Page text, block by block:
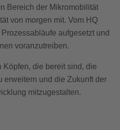
Bereich der Mikromobilität
von morgen mit. Vom HQ
aufgesetzt und
voranzutreiben.
die bereit sind, die
erweitern und die Zukunft der
mitzugestalten.